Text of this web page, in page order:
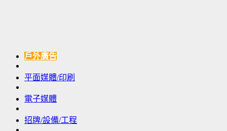
戶外廣告
平面媒體/印刷
電子媒體
招牌/設備/工程